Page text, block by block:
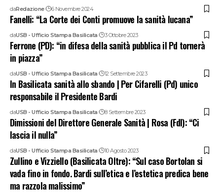
daRedazione 6 Novembre 2024
Fanelli: “La Corte dei Conti promuove la sanità lucana”
daUSB - Ufficio Stampa Basilicata 3 Ottobre 2023
Ferrone (PD): “in difesa della sanità pubblica il Pd tornerà
in piazza”
daUSB - Ufficio Stampa Basilicata 12 Settembre 2023
In Basilicata sanità allo sbando | Per Cifarelli (Pd) unico
responsabile il Presidente Bardi
daUSB - Ufficio Stampa Basilicata 8 Settembre 2023
Dimissioni del Direttore Generale Sanità | Rosa (FdI): “Ci
lascia il nulla”
daUSB - Ufficio Stampa Basilicata 10 Agosto 2023
Zullino e Vizziello (Basilicata Oltre): “Sul caso Bortolan si
vada fino in fondo. Bardi sull’etica e l’estetica predica bene
ma razzola malissimo”